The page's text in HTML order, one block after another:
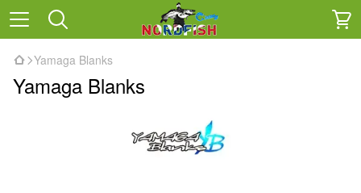
Yamaga Blanks
Yamaga Blanks